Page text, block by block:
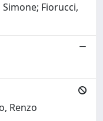
Fiorucci,
Renzo